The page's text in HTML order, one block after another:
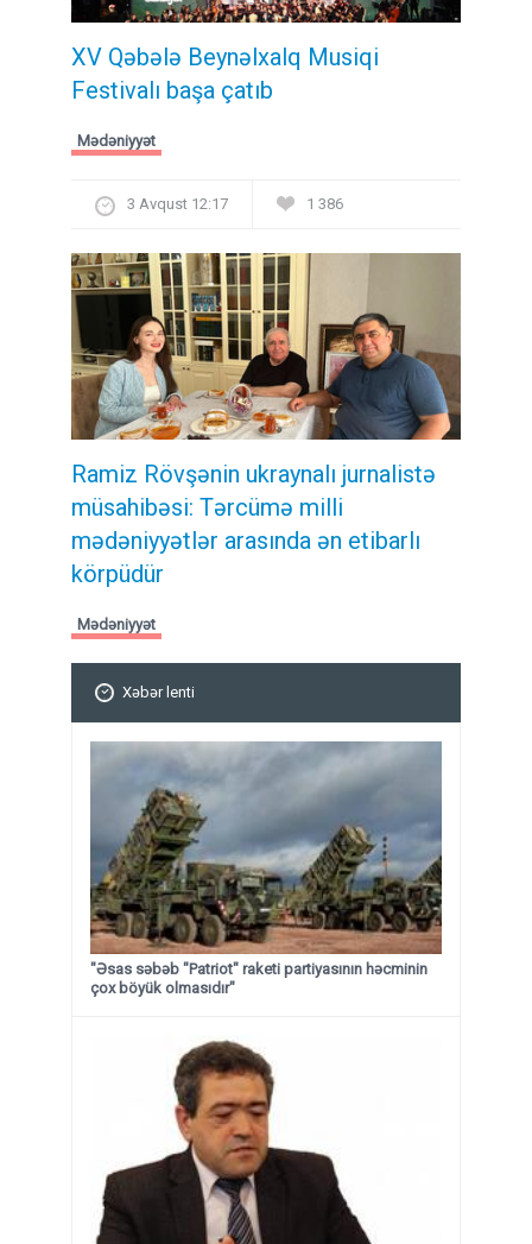
XV Qəbələ Beynəlxalq Musiqi
Festivalı başa çatıb
Mədəniyyət
3 Avqust 12:17 1 386
Ramiz Rövşənin ukraynalı jurnalistə
müsahibəsi: Tərcümə milli
mədəniyyətlər arasında ən etibarlı
körpüdür
Mədəniyyət
Xəbər lenti
"Əsas səbəb "Patriot" raketi partiyasının həcminin
çox böyük olmasıdır"